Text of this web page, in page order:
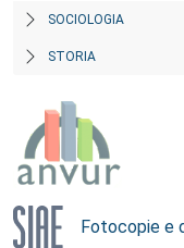
SOCIOLOGIA
STORIA
Fotocopie e